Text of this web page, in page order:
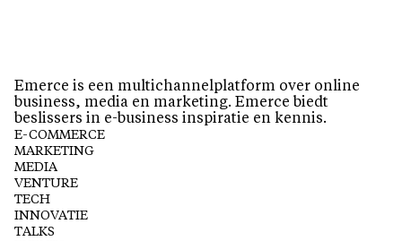
Emerce is een multichannelplatform over online
business, media en marketing. Emerce biedt
beslissers in e-business inspiratie en kennis.
E-COMMERCE
MARKETING
MEDIA
VENTURE
TECH
INNOVATIE
TALKS